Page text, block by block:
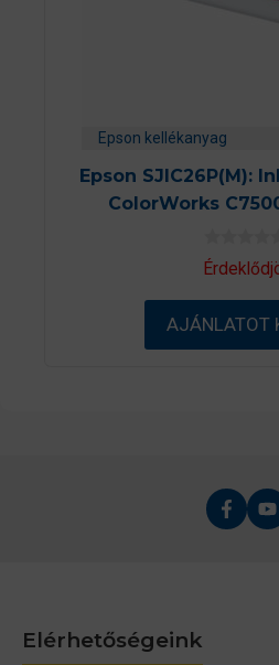
Epson kellékanyag
Epson SJIC26P(M):
ColorWorks
0
a
-
ő
AJÁNLATOT
Elérhetőségeink